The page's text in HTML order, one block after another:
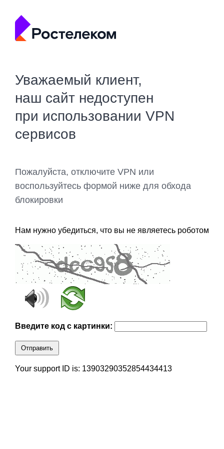
Уважаемый клиент,
наш сайт недоступен
при использовании VPN
сервисов
Пожалуйста, отключите VPN или
воспользуйтесь формой ниже для обхода
блокировки
Нам нужно убедиться, что вы не являетесь роботом
Введите код с картинки:
Отправить
Your support ID is: 13903290352854434413